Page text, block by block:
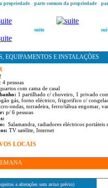
propriedade parte comum da propriedade
suite
EQUIPAMENTOS E INSTALAÇÕES
: 4 pessoas
com cama de casal
1 partilhado c/ chuveiro, 1 privado
gás, forno eléctrico, frigorifico c/
ondas, torradeira, ferro/tábua engomar,
p/ 6 pessoas
Salamandra, radiadores eléctricos portáteis
TV satélite, Internet
LOCAIS
a alterações sem aviso prévio)